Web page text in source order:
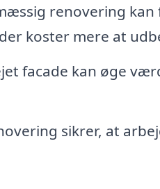
renovering
koster mere at
facade kan øge
sikrer, at